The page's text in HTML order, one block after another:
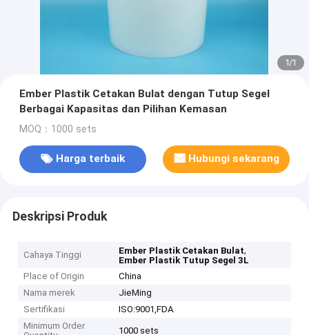
1/1
Ember Plastik Cetakan Bulat dengan Tutup Segel
Berbagai Kapasitas dan Pilihan Kemasan
MOQ：1000 sets
Harga terbaik Hubungi sekarang
Deskripsi Produk
Cahaya Tinggi Ember Plastik Cetakan Bulat,
Ember Plastik Tutup Segel 3L
Place of Origin
China
Nama merek
JieMing
Sertifikasi
ISO:9001,FDA
Minimum Order
1000 sets